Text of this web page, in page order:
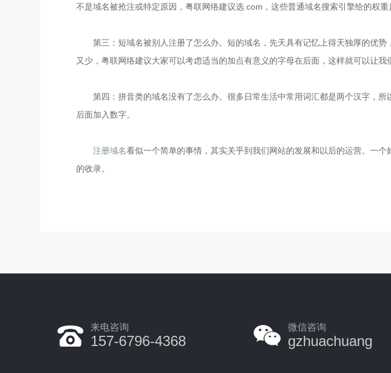
不是域名被抢注或特定原因，粤联网络建议选.com，这些普通域名搜索引擎给的权
第三：短域名被别人注册了怎么办。短的域名，先天具有记忆上得天独厚的优
又少，粤联网络建议大家可以考虑适当的加点有意义的字母在后面，这样就可以让我
第四：拼音类的域名没有了怎么办。很多日常生活中常用词汇都是两个汉字，
后面加入数字。
注册域名看似一个简单的事情，其实关乎到我们网站的发展和以后的运营。一
的收录。
来电咨询
157-6796-4368
微信咨询
gzhuachuang